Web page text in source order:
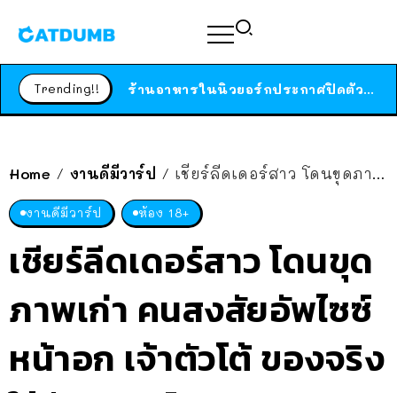
Trending!! ร้านอาหารในนิวยอร์กประกาศปิดตัวลง หลังอยู่มานานกว่า 45 ปี ติดป้ายขอบคุณลูกค้าทุกคน แถมสูตรทำไวท์ซอสให้แบบจัดเต็ม
Home / งานดีมีวาร์ป / เชียร์ลีดเดอร์สาว โดนขุดภาพเก่า คนสงสัยอัพไซซ์หน้าอก เจ้าตัวโต้ ของจริงให้จับพิสูจน์
งานดีมีวาร์ป ห้อง 18+
เชียร์ลีดเดอร์สาว โดนขุด
ภาพเก่า คนสงสัยอัพไซซ์
หน้าอก เจ้าตัวโต้ ของจริง